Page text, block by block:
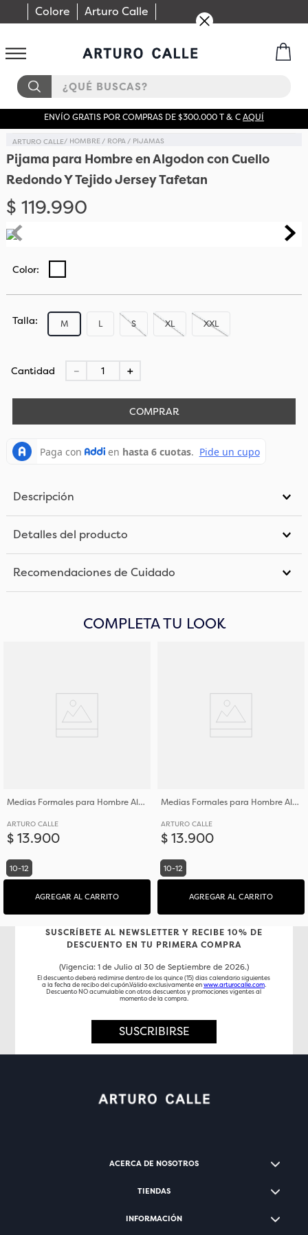
Colore Arturo Calle
¿QUÉ BUSCAS?
ENVÍO GRATIS POR COMPRAS DE $300.000 T & CAQUÍ
HOMBRE ROPA PIJAMAS
Pijama para Hombre en Algodon con Cuello
Redondo Y Tejido Jersey Tafetan
$ 119.990
Talla S
M L XL XXL
Cantidad ＋
－
COMPRAR
Descripción
Detalles del producto
Recomendaciones de Cuidado
COMPLETA TU LOOK
Medias Formales para Hombre Algodón y Poliéster
ARTURO CALLE
$ 13.900
10-12
AGREGAR AL CARRITO
Medias Formales para Hombre Algodón y Poliéster
ARTURO CALLE
$ 13.900
10-12
AGREGAR AL CARRITO
SUSCRÍBETE AL NEWSLETTER Y RECIBE 10% DE
DESCUENTO EN TU PRIMERA COMPRA
(Vigencia: 1 de Julio al 30 de Septiembre de 2026.)
El descuento deberá redimirse dentro de los quince (15) días calendario siguientes
a la fecha de recibo del cupón.Válido exclusivamente enwww.arturocalle.com.
Descuento NO acumulable con otros descuentos y promociones vigentes al
momento de la compra.
SUSCRIBIRSE
ACERCA DE NOSOTROS
TIENDAS
INFORMACIÓN